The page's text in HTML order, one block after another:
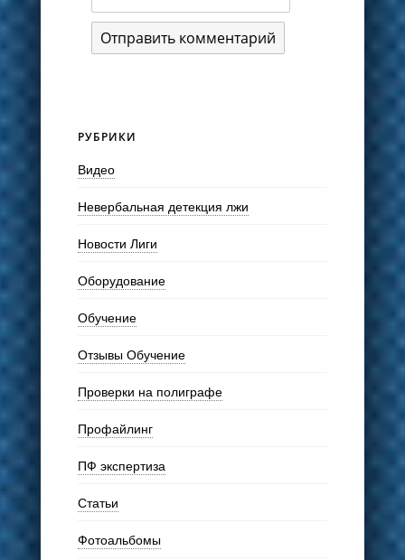
РУБРИКИ
Видео
Невербальная детекция лжи
Новости Лиги
Оборудование
Обучение
Отзывы Обучение
Проверки на полиграфе
Профайлинг
ПФ экспертиза
Статьи
Фотоальбомы